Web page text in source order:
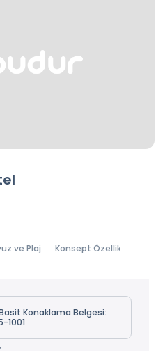
ve Plaj Konsept Özellikleri
Konaklama Belgesi:
1001